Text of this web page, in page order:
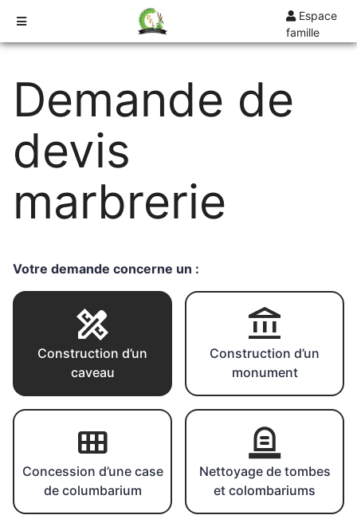
Espace
famille
DEVIS
DÉMARCHES
CRÉMATION / INCINÉRATION
TRANSPORT
ORGANISATION / PRÉPARATION
URGENCE / ASSISTANCE
SARREGUEMINES
Demande de
devis
marbrerie
Votre demande concerne un :
Construction d’un
caveau
Construction d’un
monument
Concession d’une case
de columbarium
Nettoyage de tombes
et colombariums